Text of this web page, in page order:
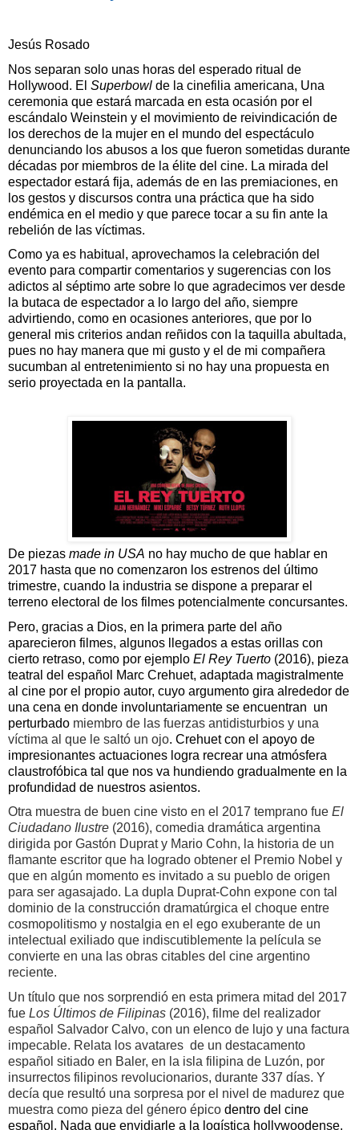
Jesús Rosado
Nos separan solo unas horas del esperado ritual de
Hollywood. El Superbowl de la cinefilia americana, Una
ceremonia que estará marcada en esta ocasión por el
escándalo Weinstein y el movimiento de reivindicación de
los derechos de la mujer en el mundo del espectáculo
denunciando los abusos a los que fueron sometidas durante
décadas por miembros de la élite del cine. La mirada del
espectador estará fija, además de en las premiaciones, en
los gestos y discursos contra una práctica que ha sido
endémica en el medio y que parece tocar a su fin ante la
rebelión de las víctimas.
Como ya es habitual, aprovechamos la celebración del
evento para compartir comentarios y sugerencias con los
adictos al séptimo arte sobre lo que agradecimos ver desde
la butaca de espectador a lo largo del año, siempre
advirtiendo, como en ocasiones anteriores, que por lo
general mis criterios andan reñidos con la taquilla abultada,
pues no hay manera que mi gusto y el de mi compañera
sucumban al entretenimiento si no hay una propuesta en
serio proyectada en la pantalla.
De piezas made in USA no hay mucho de que hablar en
2017 hasta que no comenzaron los estrenos del último
trimestre, cuando la industria se dispone a preparar el
terreno electoral de los filmes potencialmente concursantes.
Pero, gracias a Dios, en la primera parte del año
aparecieron filmes, algunos llegados a estas orillas con
cierto retraso, como por ejemplo El Rey Tuerto (2016), pieza
teatral del español Marc Crehuet, adaptada magistralmente
al cine por el propio autor, cuyo argumento gira alrededor de
una cena en donde involuntariamente se encuentran un
perturbado miembro de las fuerzas antidisturbios y una
víctima al que le saltó un ojo. Crehuet con el apoyo de
impresionantes actuaciones logra recrear una atmósfera
claustrofóbica tal que nos va hundiendo gradualmente en la
profundidad de nuestros asientos.
Otra muestra de buen cine visto en el 2017 temprano fue El
Ciudadano Ilustre (2016), comedia dramática argentina
dirigida por Gastón Duprat y Mario Cohn, la historia de un
flamante escritor que ha logrado obtener el Premio Nobel y
que en algún momento es invitado a su pueblo de origen
para ser agasajado. La dupla Duprat-Cohn expone con tal
dominio de la construcción dramatúrgica el choque entre
cosmopolitismo y nostalgia en el ego exuberante de un
intelectual exiliado que indiscutiblemente la película se
convierte en una las obras citables del cine argentino
reciente.
Un título que nos sorprendió en esta primera mitad del 2017
fue Los Últimos de Filipinas (2016), filme del realizador
español Salvador Calvo, con un elenco de lujo y una factura
impecable. Relata los avatares de un destacamento
español sitiado en Baler, en la isla filipina de Luzón, por
insurrectos filipinos revolucionarios, durante 337 días. Y
decía que resultó una sorpresa por el nivel de madurez que
muestra como pieza del género épico dentro del cine
español. Nada que envidiarle a la logística hollywoodense.